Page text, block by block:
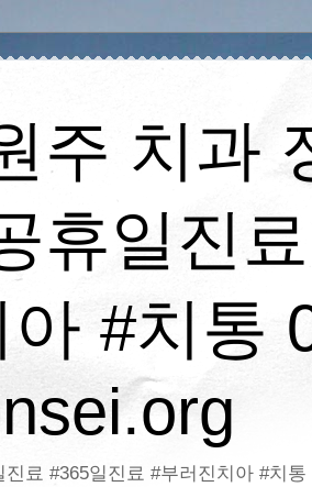
주 치과
휴일진
#치통
료 #365일진료 #부러진치아 #치